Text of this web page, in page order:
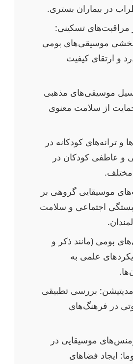
در بیماران بستری.
تسکینی:
موسیقی‌های بومی
و ارتقای کیفیت
موسیقی‌های مذهبی
از سلامت معنوی
و ترانه‌های کودکانه در
و عاطفی کودکان در
موسیقایی گروهی بر
اجتماعی و سلامت
بومی (مانند ذکر و
علمی به
بررسی تطبیقی
در فرهنگ‌های
موسیقایی در
ایجاد فضاهای